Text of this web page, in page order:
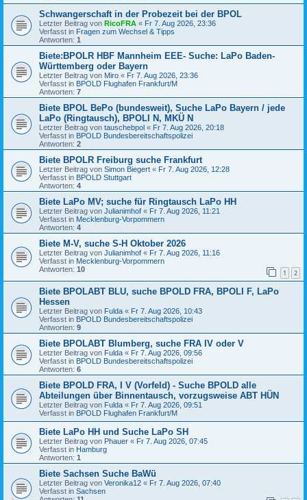
Schwangerschaft in der Probezeit bei der BPOL
Letzter Beitrag von RicoFRA « Fr 7. Aug 2026, 23:36
Verfasst in Fragen zum Wechsel & Tipps
Antworten: 1
Biete:BPOLR HBF Mannheim EEE- Suche: LaPo Baden-
Württemberg oder Bayern
Letzter Beitrag von Miro « Fr 7. Aug 2026, 23:36
Verfasst in BPOLD Flughafen Frankfurt/M
Antworten: 7
Biete BPOL BePo (bundesweit), Suche LaPo Bayern / jede
LaPo (Ringtausch), BPOLI N, MKÜ N
Letzter Beitrag von tauschebpol « Fr 7. Aug 2026, 20:18
Verfasst in BPOLD Bundesbereitschaftspolizei
Antworten: 2
Biete BPOLR Freiburg suche Frankfurt
Letzter Beitrag von Simon Biegert « Fr 7. Aug 2026, 12:28
Verfasst in BPOLD Stuttgart
Antworten: 4
Biete LaPo MV; suche für Ringtausch LaPo HH
Letzter Beitrag von Julianimhof « Fr 7. Aug 2026, 11:21
Verfasst in Mecklenburg-Vorpommern
Antworten: 4
Biete M-V, suche S-H Oktober 2026
Letzter Beitrag von Julianimhof « Fr 7. Aug 2026, 11:16
Verfasst in Mecklenburg-Vorpommern
Antworten: 10 1 2
Biete BPOLABT BLU, suche BPOLD FRA, BPOLI F, LaPo
Hessen
Letzter Beitrag von Fulda « Fr 7. Aug 2026, 10:43
Verfasst in BPOLD Bundesbereitschaftspolizei
Antworten: 9
Biete BPOLABT Blumberg, suche FRA IV oder V
Letzter Beitrag von Fulda « Fr 7. Aug 2026, 09:56
Verfasst in BPOLD Bundesbereitschaftspolizei
Antworten: 6
Biete BPOLD FRA, I V (Vorfeld) - Suche BPOLD alle
Abteilungen über Binnentausch, vorzugsweise ABT HÜN
Letzter Beitrag von Fulda « Fr 7. Aug 2026, 09:51
Verfasst in BPOLD Flughafen Frankfurt/M
Biete LaPo HH und Suche LaPo SH
Letzter Beitrag von Phauer « Fr 7. Aug 2026, 07:45
Verfasst in Hamburg
Antworten: 1
Biete Sachsen Suche BaWü
Letzter Beitrag von Veronika12 « Fr 7. Aug 2026, 07:40
Verfasst in Sachsen